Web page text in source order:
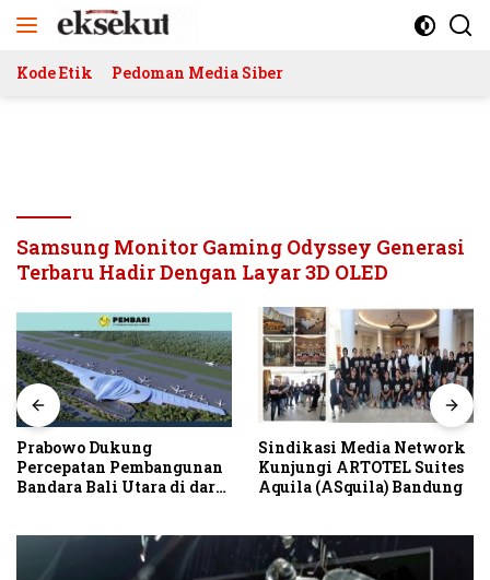
Kode Etik Pedoman Media Siber
Samsung Monitor Gaming Odyssey Generasi
Terbaru Hadir Dengan Layar 3D OLED
Prabowo Dukung
Percepatan Pembangunan
Bandara Bali Utara di darat
Sindikasi Media Network
Kunjungi ARTOTEL Suites
Aquila (ASquila) Bandung